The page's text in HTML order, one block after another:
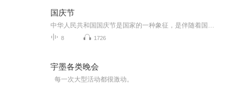
国庆节
8 1726
宇墨各类晚会
每一次大型活动都很激动。